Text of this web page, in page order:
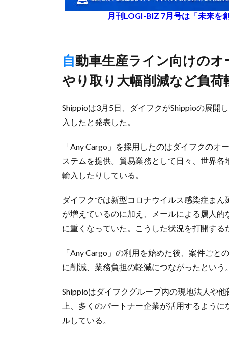
月刊LOGI-BIZ 7月号は「未来を
自動車生産ライン向けのオートモーティブ事業部、メールの
やり取り大幅削減など負荷
Shippioは3月5日、ダイフクがShippioの展開
入したと発表した。
「Any Cargo」を採用したのはダイフクの
ステムを提供。貿易業務として日々、世界
輸入したりしている。
ダイフクでは新型コロナウイルス感染症ま
が増えているのに加え、メールによる属人
に重くなっていた。こうした状況を打開する
「Any Cargo」の利用を始めた後、案件ご
に削減、業務負担の軽減につながったという。
Shippioはダイフクグループ内の現地法人や
上、多くのパートナー企業が活用するよう
ルしている。